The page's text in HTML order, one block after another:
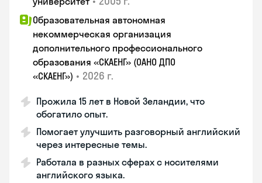
Образовательная автономная
некоммерческая организация
дополнительного профессионального
образования «СКАЕНГ» (ОАНО ДПО
«СКАЕНГ») • 2026 г.
Прожила 15 лет в Новой Зеландии, что
обогатило опыт.
Помогает улучшить разговорный английский
через интересные темы.
Работала в разных сферах с носителями
английского языка.